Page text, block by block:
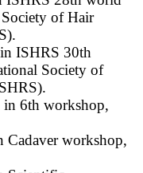
of Hair
ISHRS 30th
Society of
in 6th workshop,
Cadaver workshop,